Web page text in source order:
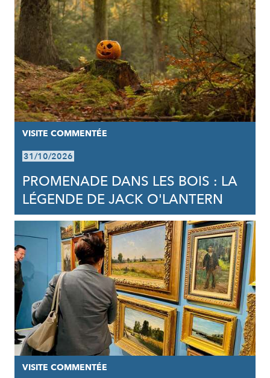
VISITE COMMENTÉE
31/10/2026
PROMENADE DANS LES BOIS : LA
LÉGENDE DE JACK O'LANTERN
VISITE COMMENTÉE